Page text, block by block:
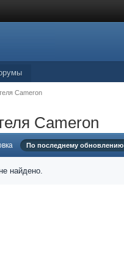
Cameron
Cameron
По последнему обновлению
найдено.